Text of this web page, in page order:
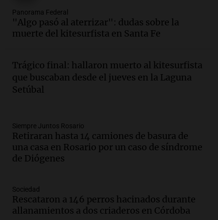
Audio.Mariano Moreno: pasiones
intensas y su legado en la revolución
argentina
Audio.El Ensamble Municipal de Música
Ciudadana de Córdoba deleitó a los
oyentes de la radio a puro tango
Audio.Boletín de Calificaciones de
Marcelo Lamberti (Rosario Central 2 - 1
Aldosivi)
Deportes Rosario
Audio.
Aldosivi (Campaz) - relato Gato Greco
Deportes Rosario
Panorama Federal
"Algo pasó al aterrizar": dudas sobre la
muerte del kitesurfista en Santa Fe
Trágico final: hallaron muerto al kitesurfista
que buscaban desde el jueves en la Laguna
Setúbal
Siempre Juntos Rosario
Retiraran hasta 14 camiones de basura de
una casa en Rosario por un caso de síndrome
de Diógenes
Sociedad
Rescataron a 146 perros hacinados durante
allanamientos a dos criaderos en Córdoba